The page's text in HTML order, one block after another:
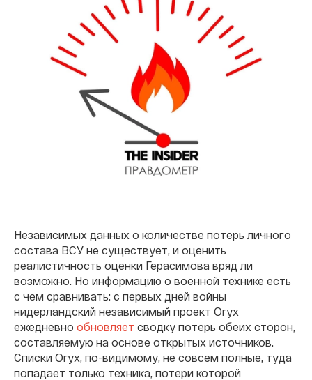
Независимых данных о количестве потерь личного
состава ВСУ не существует, и оценить
реалистичность оценки Герасимова вряд ли
возможно. Но информацию о военной технике есть
с чем сравнивать: с первых дней войны
нидерландский независимый проект Oryx
ежедневно обновляет сводку потерь обеих сторон,
составляемую на основе открытых источников.
Списки Oryx, по-видимому, не совсем полные, туда
попадает только техника, потери которой